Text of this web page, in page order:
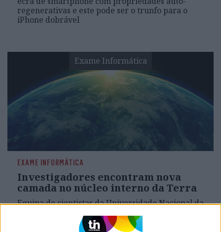
regenerativas e este pode ser o trunfo para o
iPhone dobrável
Exame Informática
EXAME INFORMÁTICA
Investigadores encontram nova
camada no núcleo interno da Terra
Equipa de cientistas da Universidade Nacional da
camada até agora desconhecida no núcleo